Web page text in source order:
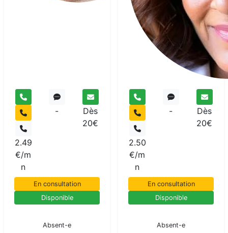
2.49
€/m
n
-
Dès
20€
En consultation
Disponible
Absent-e
2.50
€/m
n
-
Dès
20€
En consultation
Disponible
Absent-e